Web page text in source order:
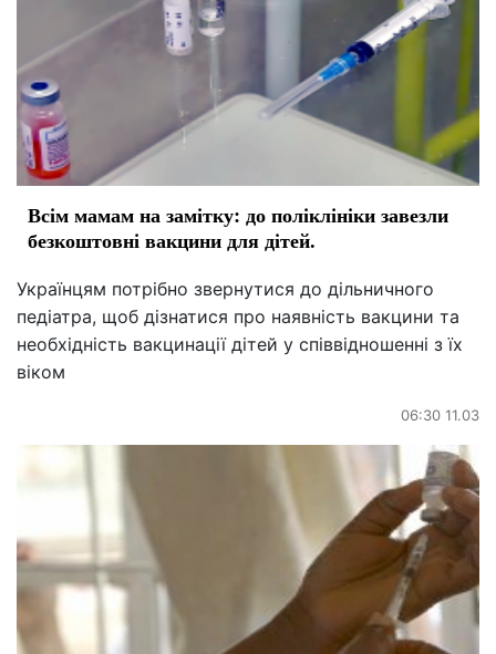
Всім мамам на замітку: до поліклініки завезли
безкоштовні вакцини для дітей.
Українцям потрібно звернутися до дільничного
педіатра, щоб дізнатися про наявність вакцини та
необхідність вакцинації дітей у співвідношенні з їх
віком
06:30 11.03